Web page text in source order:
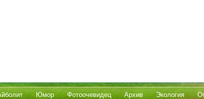
Юмор Фотоочевидец Архив Экология